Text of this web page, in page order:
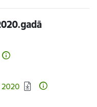
2020